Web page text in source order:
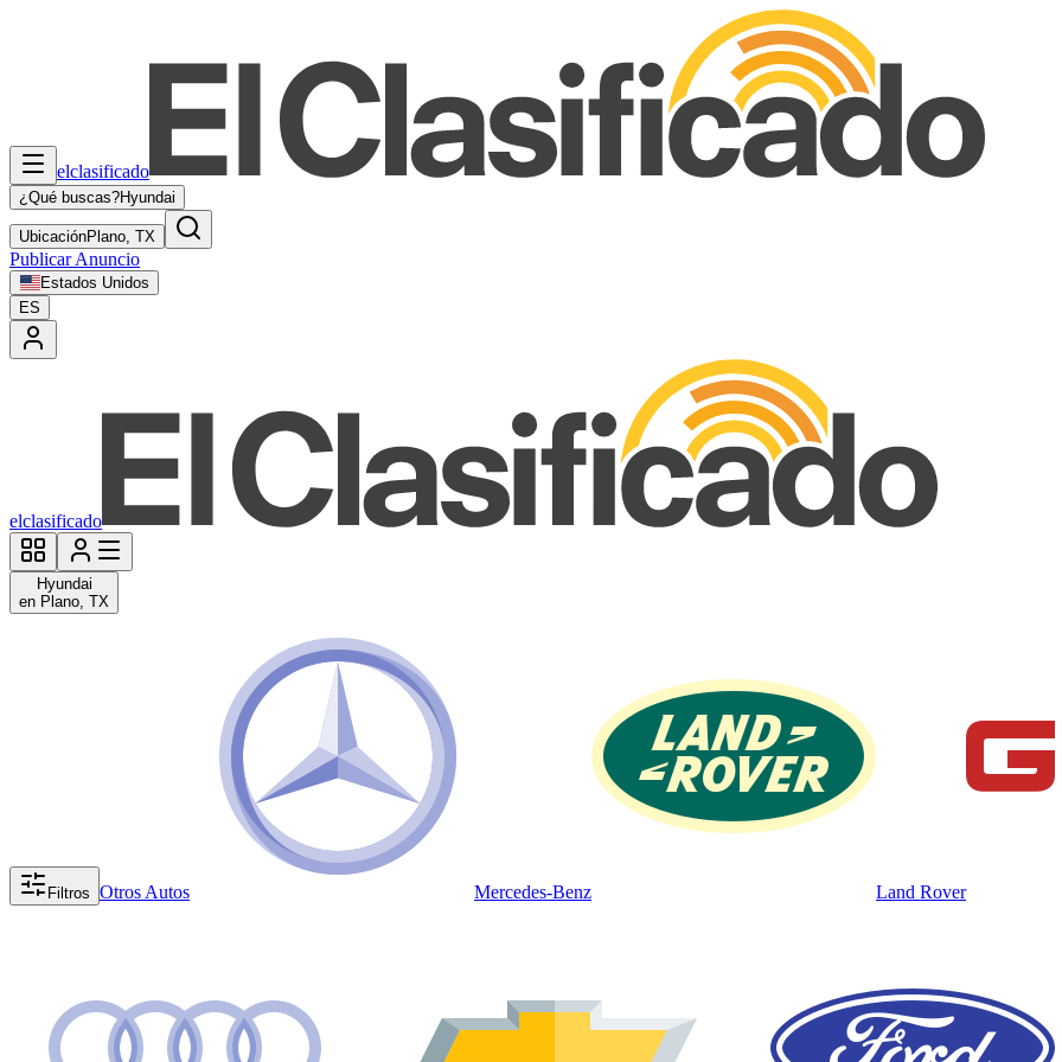
elclasificado
¿Qué buscas?Hyundai
UbicaciónPlano, TX
Publicar Anuncio
Estados Unidos
ES
elclasificado
Hyundai
en Plano, TX
Filtros Otros Autos Mercedes-Benz Land Rover